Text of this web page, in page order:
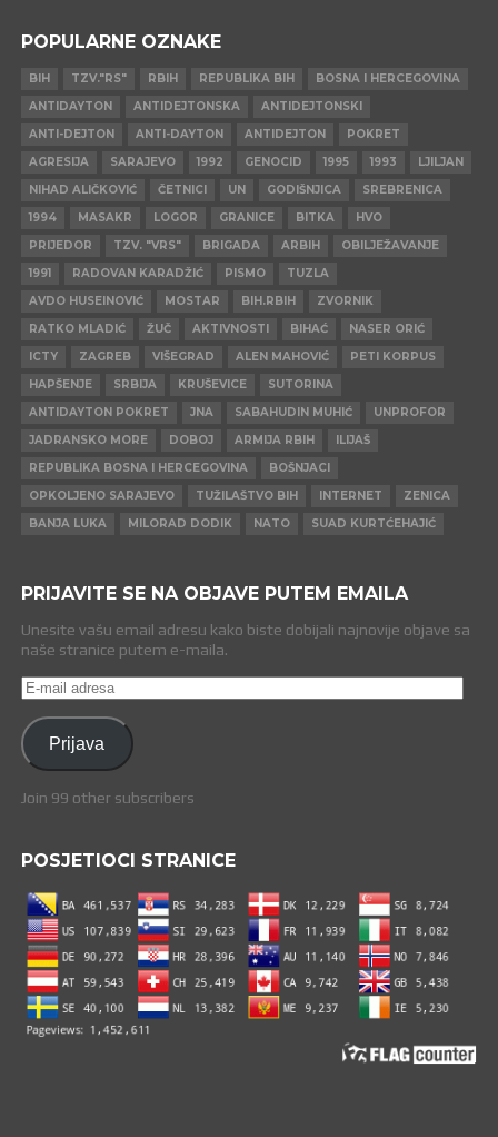
POPULARNE OZNAKE
BIH TZV."RS" RBIH REPUBLIKA BIH
BOSNA I HERCEGOVINA
ANTIDAYTON
ANTIDEJTONSKA
ANTIDEJTONSKI
ANTI-DEJTON
ANTI-DAYTON ANTIDEJTON
POKRET
AGRESIJA
SARAJEVO 1992 GENOCID 1995 1993
LJILJAN
NIHAD ALIČKOVIĆ
ČETNICI UN GODIŠNJICA
SREBRENICA
1994
MASAKR LOGOR GRANICE BITKA
HVO
PRIJEDOR
TZV. "VRS" BRIGADA ARBIH
OBILJEŽAVANJE
1991
RADOVAN KARADŽIĆ PISMO
TUZLA
AVDO HUSEINOVIĆ
MOSTAR BIH.RBIH
ZVORNIK
RATKO MLADIĆ
ŽUČ AKTIVNOSTI BIHAĆ
NASER ORIĆ
ICTY
ZAGREB VIŠEGRAD ALEN MAHOVIĆ
PETI KORPUS
HAPŠENJE
SRBIJA KRUŠEVICE
SUTORINA
ANTIDAYTON POKRET
JNA SABAHUDIN MUHIĆ
UNPROFOR
JADRANSKO MORE
DOBOJ ARMIJA RBIH
ILIJAŠ
REPUBLIKA BOSNA I HERCEGOVINA
BOŠNJACI
OPKOLJENO SARAJEVO
TUŽILAŠTVO BIH INTERNET
ZENICA
BANJA LUKA
MILORAD DODIK NATO SUAD KURTĆEHAJIĆ
PRIJAVITE SE NA OBJAVE PUTEM EMAILA
Unesite vašu email adresu kako biste dobijali najnovije objave sa
naše stranice putem e-maila.
E-
mail
adresa
Prijava
Join 99 other subscribers
POSJETIOCI STRANICE